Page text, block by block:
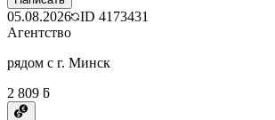
05.08.2026 ID 4173431
Агентство
рядом с г. Минск
2 809 ƃ